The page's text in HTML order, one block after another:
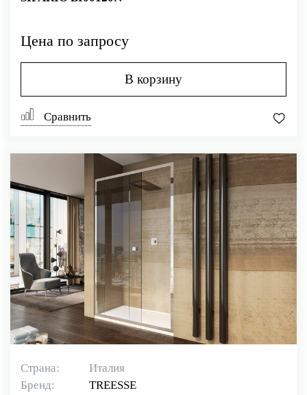
Цена по запросу
В корзину
Сравнить
Страна:
Италия
Бренд:
TREESSE